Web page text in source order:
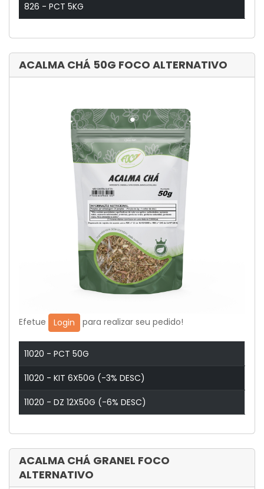
826 - PCT 5KG
ACALMA CHÁ 50G FOCO ALTERNATIVO
Efetue Login para realizar seu pedido!
11020 - PCT 50G
11020 - KIT 6X50G (-3% DESC)
11020 - DZ 12X50G (-6% DESC)
ACALMA CHÁ GRANEL FOCO
ALTERNATIVO